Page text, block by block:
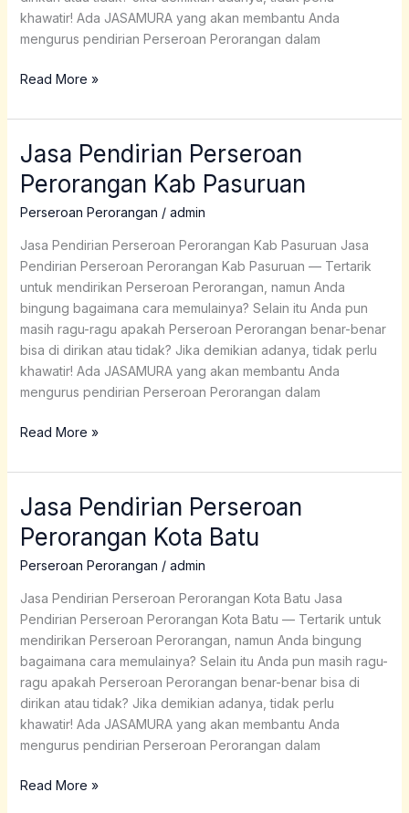
khawatir! Ada JASAMURA yang akan membantu Anda
mengurus pendirian Perseroan Perorangan dalam
Read More »
Jasa Pendirian Perseroan
Perorangan Kab Pasuruan
Perseroan Perorangan / admin
Jasa Pendirian Perseroan Perorangan Kab Pasuruan Jasa
Pendirian Perseroan Perorangan Kab Pasuruan — Tertarik
untuk mendirikan Perseroan Perorangan, namun Anda
bingung bagaimana cara memulainya? Selain itu Anda pun
masih ragu-ragu apakah Perseroan Perorangan benar-benar
bisa di dirikan atau tidak? Jika demikian adanya, tidak perlu
khawatir! Ada JASAMURA yang akan membantu Anda
mengurus pendirian Perseroan Perorangan dalam
Jasa
Perseroan
Perorangan
Pasuruan
Read More »
Jasa Pendirian Perseroan
Perorangan Kota Batu
Perseroan Perorangan / admin
Jasa Pendirian Perseroan Perorangan Kota Batu Jasa
Pendirian Perseroan Perorangan Kota Batu — Tertarik untuk
mendirikan Perseroan Perorangan, namun Anda bingung
bagaimana cara memulainya? Selain itu Anda pun masih ragu-
ragu apakah Perseroan Perorangan benar-benar bisa di
dirikan atau tidak? Jika demikian adanya, tidak perlu
khawatir! Ada JASAMURA yang akan membantu Anda
mengurus pendirian Perseroan Perorangan dalam
Jasa
Perseroan
Perorangan
Batu
Read More »